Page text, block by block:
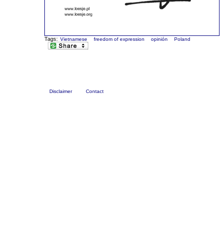
Tags: Vietnamese freedom of expression opinión Poland
Disclaimer Contact